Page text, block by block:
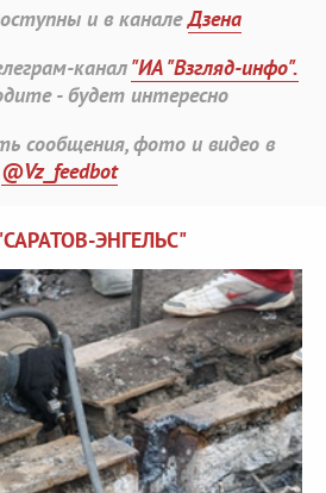
и в каналеДзена
канал"ИА "Взгляд-инфо".
- будет интересно
сообщения, фото и видео в
@Vz_feedbot
ЭНГЕЛЬС"